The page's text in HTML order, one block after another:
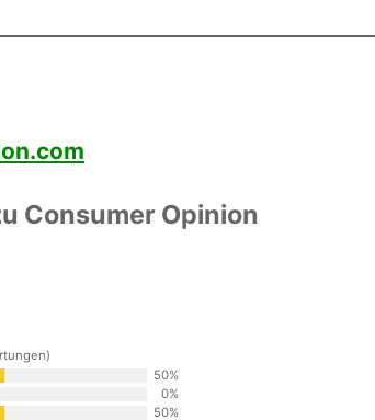
Consumer Opinion
50%
0%
50%